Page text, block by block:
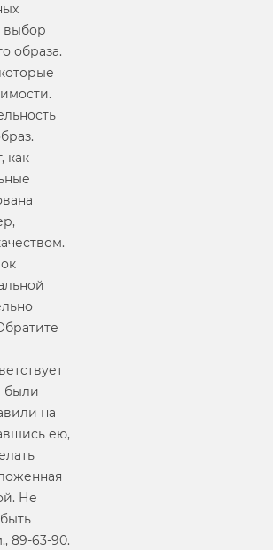
выбор
образа.
как
были
на
ею,
Не
89-63-90.